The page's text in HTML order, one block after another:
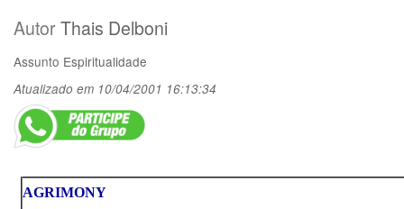
AutorThais Delboni
Assunto Espiritualidade
Atualizado em 10/04/2001 16:13:34
AGRIMONY